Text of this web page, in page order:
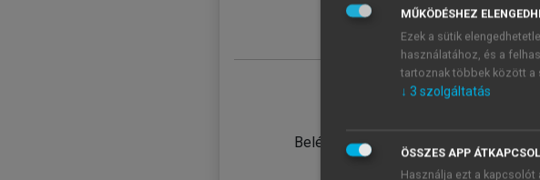
Belépés intézményi azonosítóval
MŰKÖDÉSHEZ
Ezek a sütik
használatához, és a
tartoznak többek között a
↓ 3 szolgáltatás
ÖSSZES APP
Használja ezt a